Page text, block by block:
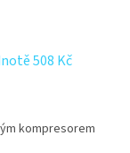
508 Kč
kompresorem